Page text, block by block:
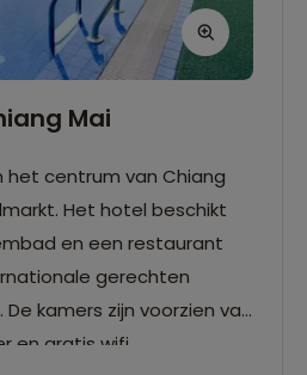
Mai
het centrum van Chiang
Het hotel beschikt
en een restaurant
gerechten
kamers zijn voorzien van
en gratis wifi.